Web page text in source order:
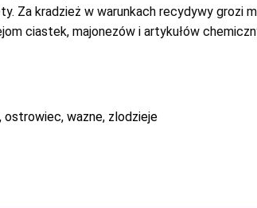
Za kradzież w warunkach recydywy grozi
ciastek, majonezów i artykułów
, ostrowiec, wazne, zlodzieje